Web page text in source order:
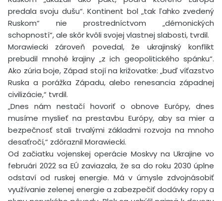
predala svoju dušu“. Kontinent bol „tak ľahko zvedený
Ruskom“ nie prostredníctvom „démonických
schopností“, ale skôr kvôli svojej vlastnej slabosti, tvrdil.
Morawiecki zároveň povedal, že ukrajinský konflikt
prebudil mnohé krajiny „z ich geopolitického spánku“.
Ako zúria boje, Západ stojí na križovatke: „buď víťazstvo
Ruska a porážka Západu, alebo renesancia západnej
civilizácie,“ tvrdil.
„Dnes nám nestačí hovoriť o obnove Európy, dnes
musíme myslieť na prestavbu Európy, aby sa mier a
bezpečnosť stali trvalými základmi rozvoja na mnoho
desaťročí,“ zdôraznil Morawiecki.
Od začiatku vojenskej operácie Moskvy na Ukrajine vo
februári 2022 sa EÚ zaviazala, že sa do roku 2030 úplne
odstaví od ruskej energie. Má v úmysle zdvojnásobiť
využívanie zelenej energie a zabezpečiť dodávky ropy a